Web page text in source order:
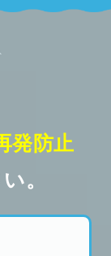
発防止
。